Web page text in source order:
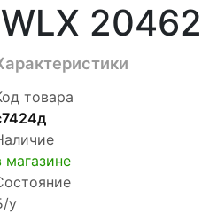
товара
магазине
у